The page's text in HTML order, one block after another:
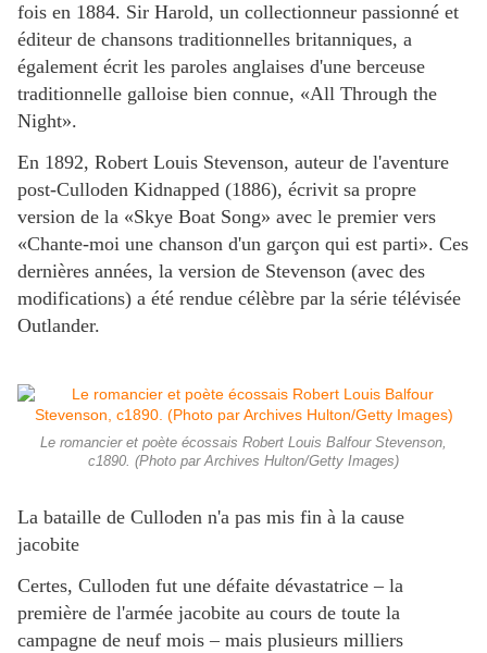
fois en 1884. Sir Harold, un collectionneur passionné et
éditeur de chansons traditionnelles britanniques, a
également écrit les paroles anglaises d'une berceuse
traditionnelle galloise bien connue, «All Through the
Night».
En 1892, Robert Louis Stevenson, auteur de l'aventure
post-Culloden Kidnapped (1886), écrivit sa propre
version de la «Skye Boat Song» avec le premier vers
«Chante-moi une chanson d'un garçon qui est parti». Ces
dernières années, la version de Stevenson (avec des
modifications) a été rendue célèbre par la série télévisée
Outlander.
Le romancier et poète écossais Robert Louis Balfour Stevenson,
c1890. (Photo par Archives Hulton/Getty Images)
La bataille de Culloden n'a pas mis fin à la cause
jacobite
Certes, Culloden fut une défaite dévastatrice – la
première de l'armée jacobite au cours de toute la
campagne de neuf mois – mais plusieurs milliers